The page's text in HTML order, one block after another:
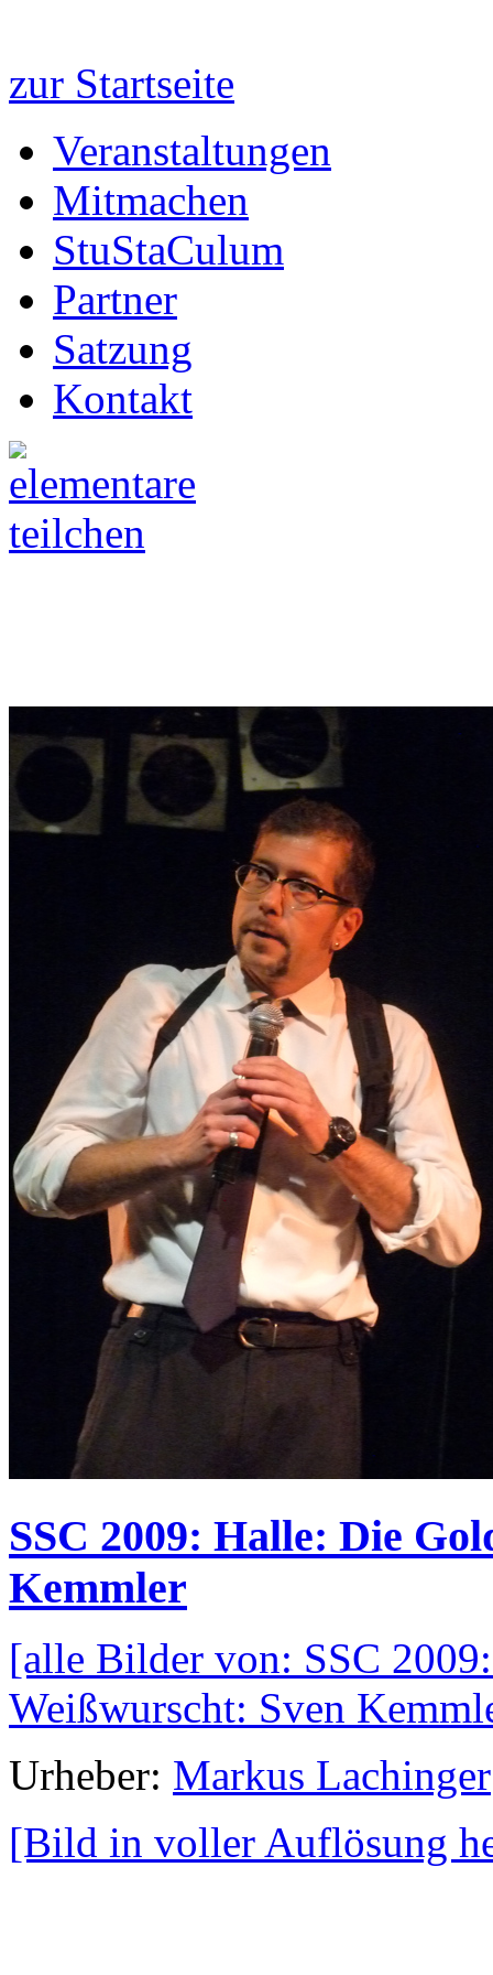
zur Startseite
Veranstaltungen
Mitmachen
StuStaCulum
Partner
Satzung
Kontakt
SSC 2009: Halle: Die
Kemmler
[alle Bilder von: SSC
Weißwurscht: Sven
Urheber: Markus Lachinger
[Bild in voller Auflösung